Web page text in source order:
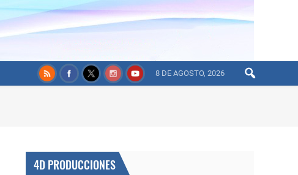
8 DE AGOSTO, 2026
4D PRODUCCIONES